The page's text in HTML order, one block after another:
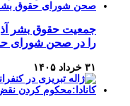
جمعیت حقوق بشر
را در صحن شورای
۳۱ خرداد ۱۴۰۵